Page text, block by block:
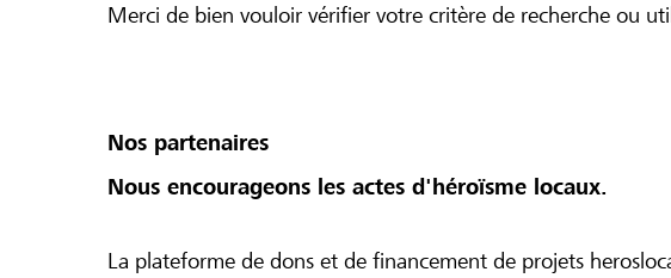
Merci de bien vouloir vérifier votre critère de recherche ou
Nos partenaires
Nous encourageons les actes d'héroïsme locaux.
La plateforme de dons et de financement de projets